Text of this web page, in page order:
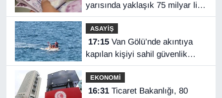
yarısında yaklaşık 75 milyar lira
finansman
ASAYİŞ
17:15Van Gölü’nde akıntıya
kapılan kişiyi sahil güvenlik
ekipleri kurtardı
EKONOMİ
16:31Ticaret Bakanlığı, 80